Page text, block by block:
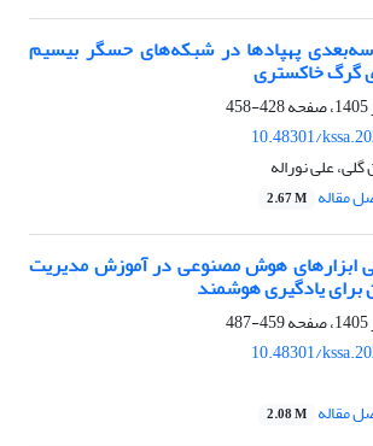
سه‌بعدی پهپادها در شبکه‌های حسگر بیسیم
گرگ خاکستری
428-458
10.48301/
علی نوراله
مقاله 2.67 M
ابزارهای هوش مصنوعی در آموزش مدیریت
برای یادگیری هوشمند
459-487
10.48301/
مقاله 2.08 M